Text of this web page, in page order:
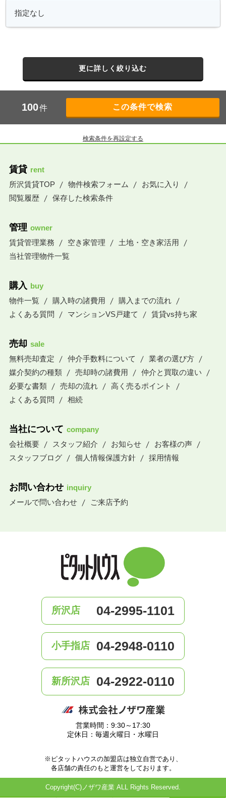
更に詳しく絞り込む
100件
検索条件を再設定する
賃貸 rent
所沢賃貸TOP
物件検索フォーム
お気に入り
閲覧履歴
保存した検索条件
管理 owner
賃貸管理業務
空き家管理
土地・空き家活用
当社管理物件一覧
購入 buy
物件一覧
購入時の諸費用
購入までの流れ
よくある質問
マンションVS戸建て 賃貸vs持ち家
売却 sale
無料売却査定
仲介手数料について
業者の選び方
媒介契約の種類
売却時の諸費用
仲介と買取の違い
必要な書類
売却の流れ
高く売るポイント
よくある質問
相続
当社について company
会社概要
スタッフ紹介 お知らせ
お客様の声
スタッフブログ
個人情報保護方針 採用情報
お問い合わせ inquiry
メールで問い合わせ
ご来店予約
所沢店 04-2995-1101
小手指店 04-2948-0110
新所沢店 04-2922-0110
営業時間：9:30～17:30
定休日：毎週火曜日・水曜日
※ピタットハウスの加盟店は独立自営であり、
各店舗の責任のもと運営をしております。
Copyright(C)ノザワ産業 ALL Rights Reserved.